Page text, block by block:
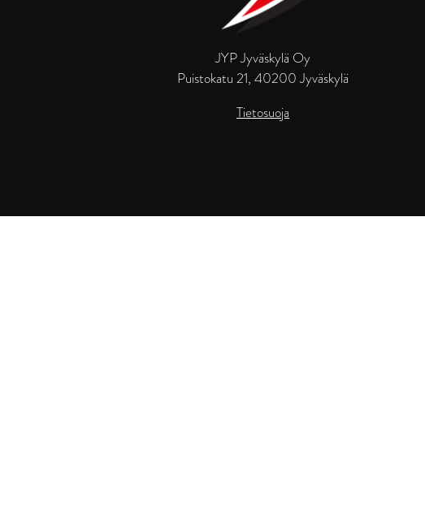
JYP Jyväskylä Oy
Puistokatu 21, 40200 Jyväskylä
Tietosuoja